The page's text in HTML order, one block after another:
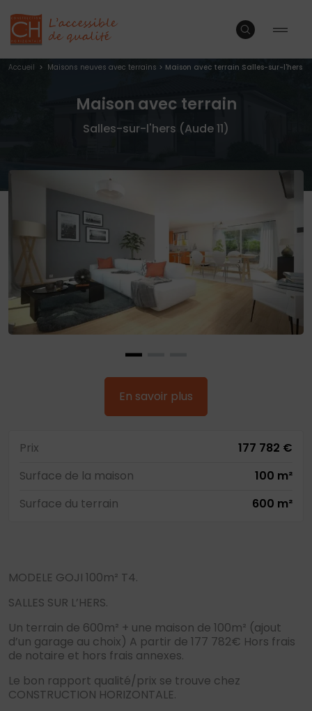
Accueil > Maisons neuves avec terrains > Maison avec terrain Salles-sur-l'hers
Maison avec terrain
Salles-sur-l'hers (Aude 11)
En savoir plus
Prix
177 782 €
Surface de la maison
100 m²
Surface du terrain
600 m²
MODELE GOJI 100m² T4.
SALLES SUR L’HERS.
Un terrain de 600m² + une maison de 100m² (ajout
d’un garage au choix) A partir de 177 782€ Hors frais
de notaire et hors frais annexes.
Le bon rapport qualité/prix se trouve chez
CONSTRUCTION HORIZONTALE.